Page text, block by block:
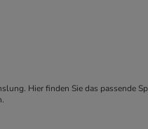
Hier finden Sie das passende